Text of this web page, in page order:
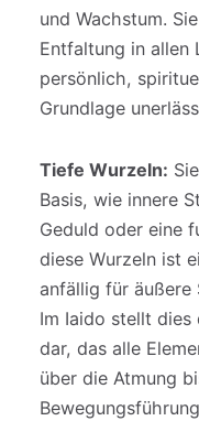
und Wachstum.
Entfaltung in allen
persönlich,
Grundlage
Tiefe Wurzeln:
Basis, wie innere
Geduld oder eine
diese Wurzeln ist
anfällig für äußere
Im Iaido stellt dies
dar, das alle
über die Atmung